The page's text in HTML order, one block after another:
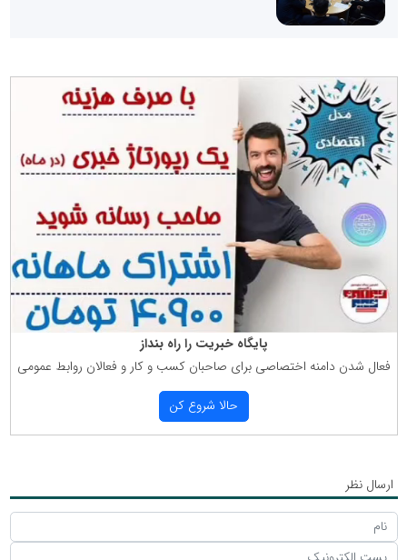
پایگاه خبریت را راه بنداز
فعال شدن دامنه اختصاصی برای صاحبان كسب و كار و فعالان روابط عمومی
حالا شروع كن
ارسال نظر